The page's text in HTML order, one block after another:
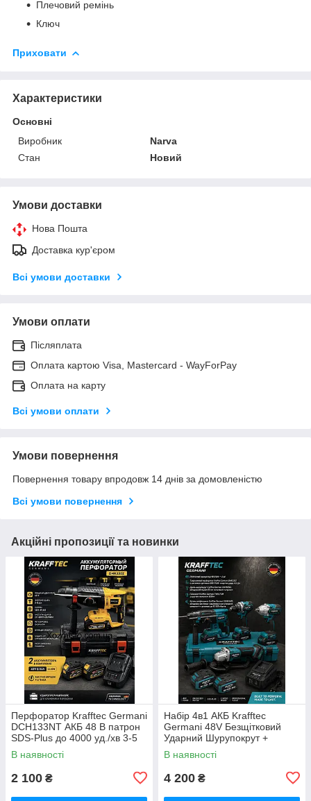
Плечовий ремінь
Ключ
Приховати
Характеристики
Основні
Виробник
Narva
Стан
Новий
Умови доставки
Нова Пошта
Доставка кур'єром
Всі умови доставки
Умови оплати
Післяплата
Оплата картою Visa, Mastercard - WayForPay
Оплата на карту
Всі умови оплати
Умови повернення
Повернення товару впродовж 14 днів за домовленістю
Всі умови повернення
Акційні пропозиції та новинки
Перфоратор Krafftec Germani
DCH133NT АКБ 48 В патрон
SDS-Plus до 4000 уд./хв 3-5
Дж
В наявності
2 100 ₴
Набір 4в1 АКБ Krafftec
Germani 48V Безщітковий
Ударний Шурупокрут +
Перфоратор + Болгарка +
Гайковерт Набір 4в1
В наявності
4 200 ₴